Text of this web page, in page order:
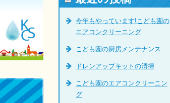
今年もやっています!こども園の
エアコンクリーニング
こども園の厨房メンテナンス
ドレンアップキットの清掃
こども園のエアコンクリーニン
グ